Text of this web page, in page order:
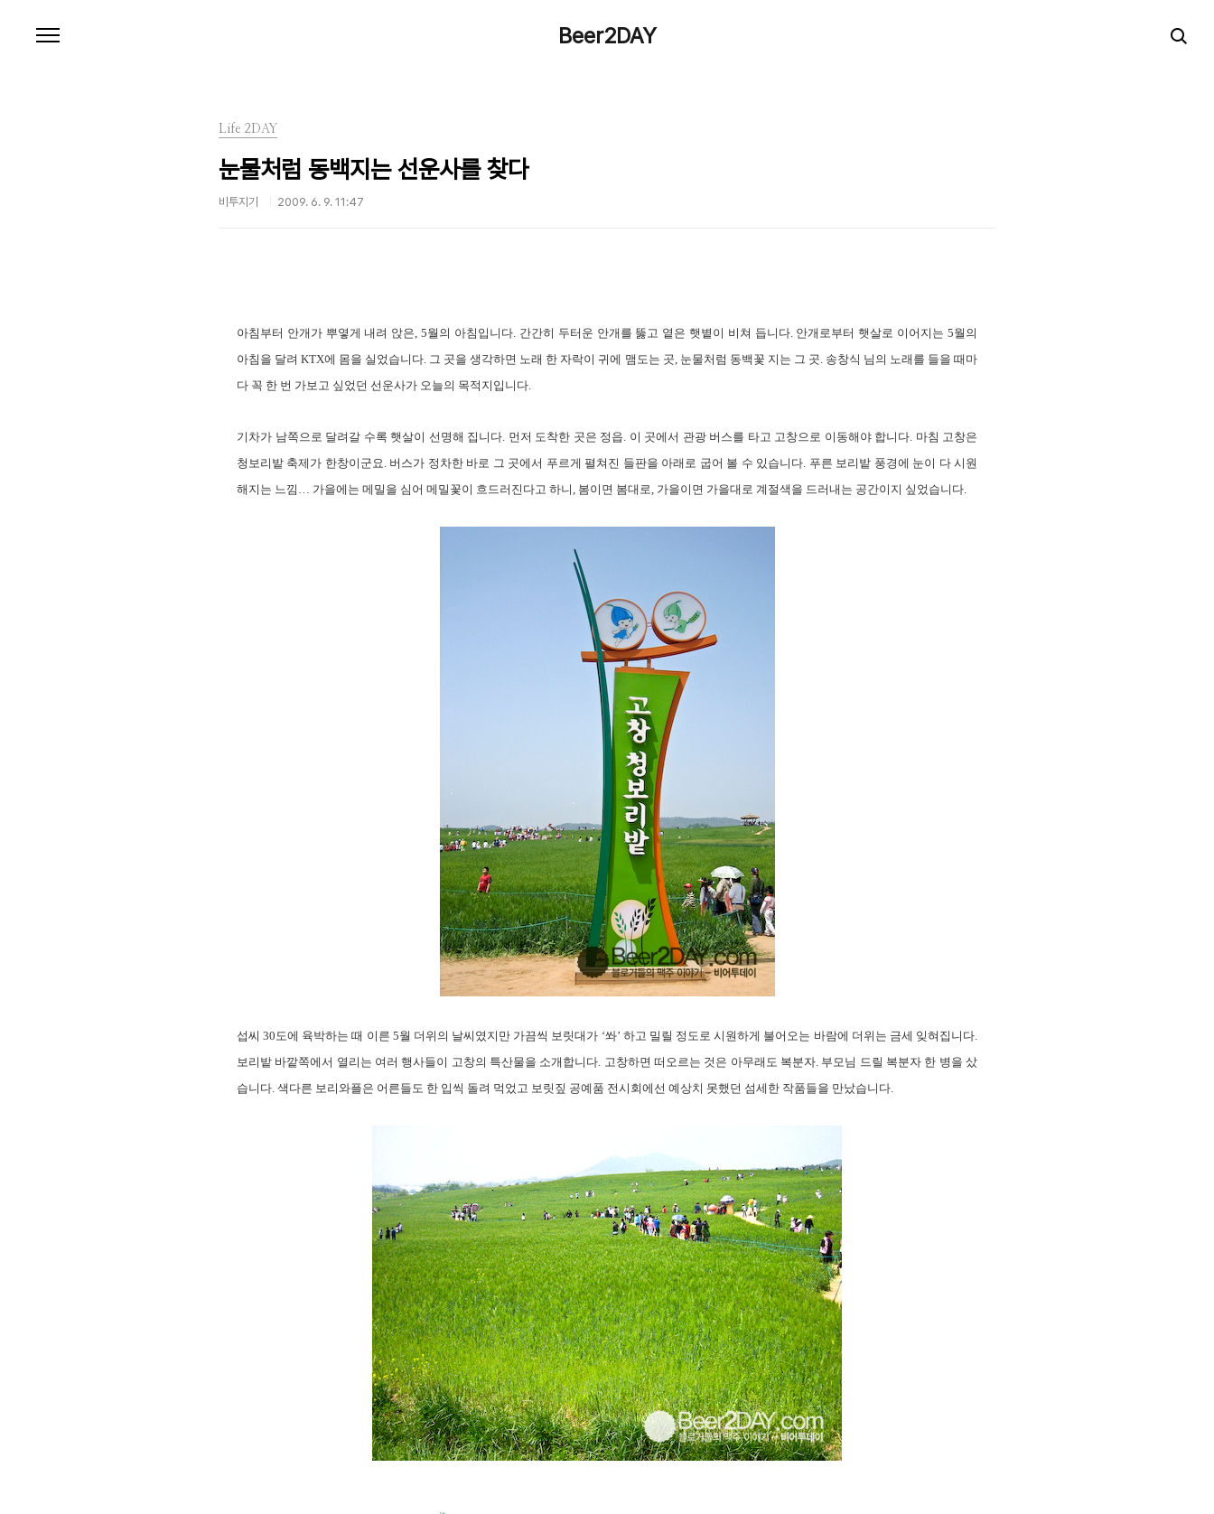
Beer2DAY
Life 2DAY
눈물처럼 동백지는 선운사를 찾다
비투지기 2009. 6. 9. 11:47
아침부터 안개가 뿌옇게 내려 앉은, 5월의 아침입니다. 간간히 두터운 안개를 뚫고 옅은 햇볕이 비쳐 듭니다. 안개로부터 햇살로 이어지는 5월의
아침을 달려 KTX에 몸을 실었습니다. 그 곳을 생각하면 노래 한 자락이 귀에 맴도는 곳, 눈물처럼 동백꽃 지는 그 곳. 송창식 님의 노래를 들을 때마
다 꼭 한 번 가보고 싶었던 선운사가 오늘의 목적지입니다.
기차가 남쪽으로 달려갈 수록 햇살이 선명해 집니다. 먼저 도착한 곳은 정읍. 이 곳에서 관광 버스를 타고 고창으로 이동해야 합니다. 마침 고창은
청보리밭 축제가 한창이군요. 버스가 정차한 바로 그 곳에서 푸르게 펼쳐진 들판을 아래로 굽어 볼 수 있습니다. 푸른 보리밭 풍경에 눈이 다 시원
해지는 느낌… 가을에는 메밀을 심어 메밀꽃이 흐드러진다고 하니, 봄이면 봄대로, 가을이면 가을대로 계절색을 드러내는 공간이지 싶었습니다.
섭씨 30도에 육박하는 때 이른 5월 더위의 날씨였지만 가끔씩 보릿대가 ‘쏴’ 하고 밀릴 정도로 시원하게 불어오는 바람에 더위는 금세 잊혀집니다.
보리밭 바깥쪽에서 열리는 여러 행사들이 고창의 특산물을 소개합니다. 고창하면 떠오르는 것은 아무래도 복분자. 부모님 드릴 복분자 한 병을 샀
습니다. 색다른 보리와플은 어른들도 한 입씩 돌려 먹었고 보릿짚 공예품 전시회에선 예상치 못했던 섬세한 작품들을 만났습니다.